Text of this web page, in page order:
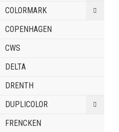
COLORMARK
COPENHAGEN
CWS
DELTA
DRENTH
DUPLICOLOR
FRENCKEN